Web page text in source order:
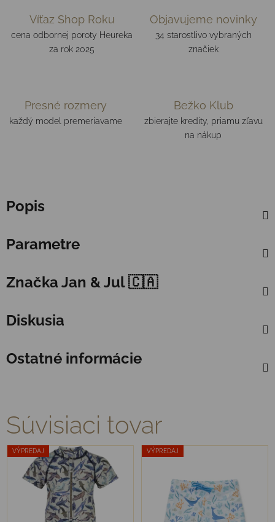
Víťaz Shop Roku
cena odbornej poroty Heureka
za rok 2025
Objavujeme novinky
34 starostlivo vybraných
značiek
Presné rozmery
každý model premeriavame
Bežko Klub
zbierajte kredity, priamu zľavu
na nákup
Popis
Parametre
Značka Jan & Jul 🇨🇦
Diskusia
Ostatné informácie
Súvisiaci tovar
VÝPREDAJ VÝPREDAJ